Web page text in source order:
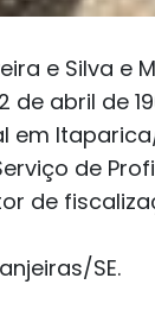
e Silva e
de abril de
em
de
de
SE.